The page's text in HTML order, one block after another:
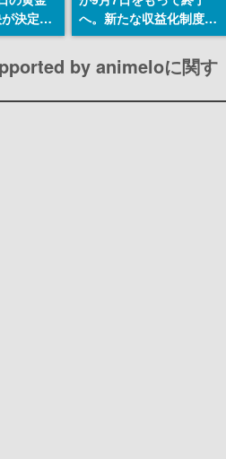
決定！
也さん
挨拶も
へ。新たな収益化制度
「Original Content
Rewards Program」を
発表
by animeloに関す